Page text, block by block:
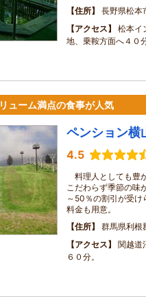
住所
長野県松本
アクセス
松本イ
地、乗鞍方面へ４０分
ューム満点の食事が人気
ペンション横
4.5
料理人としても豊
こだわらず季節の味
～50％の割引が受け
料金も用意。
住所
群馬県利根
アクセス
関越道
６０分。